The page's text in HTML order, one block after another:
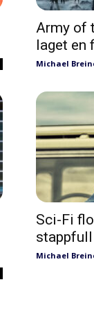
Army of
laget en
Michael
Sci-Fi
Michael